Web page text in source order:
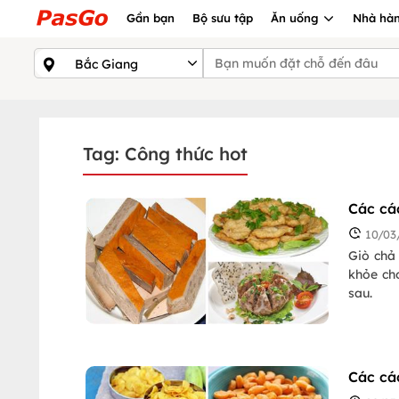
Gần bạn Bộ sưu tập Ăn uống Nhà
Tag: Công thức hot
Các
10/
Giò
khỏe
sau.
Các